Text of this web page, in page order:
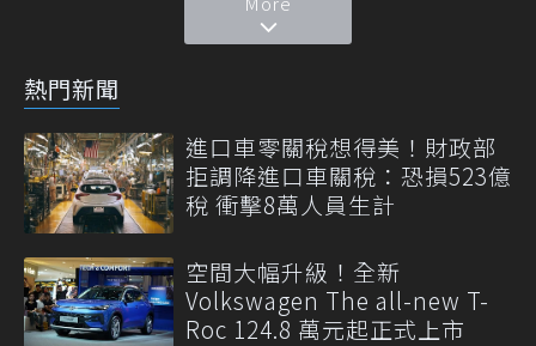
熱門新聞
進口車零關稅想得美！財政部
拒調降進口車關稅：恐損523億
稅 衝擊8萬人員生計
空間大幅升級！全新
Volkswagen The all-new T-
Roc 124.8 萬元起正式上市